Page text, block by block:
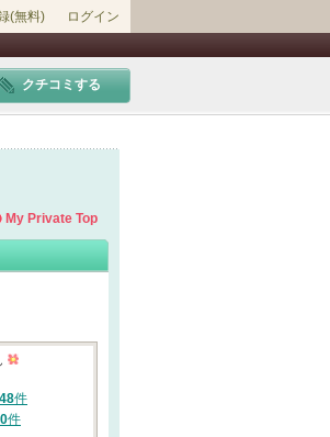
(無料) ログイン
クチコミする
My Private Top
件
0件